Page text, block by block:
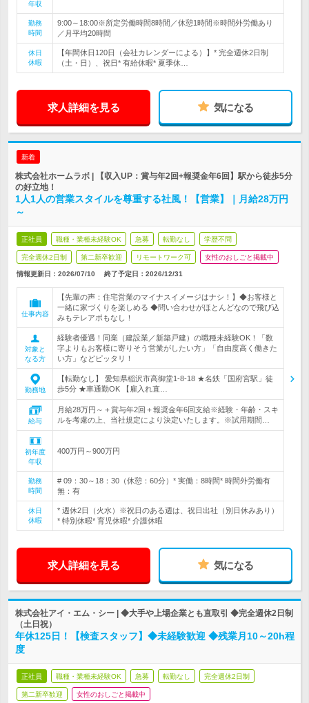
年収
勤務
時間
9:00～18:00※所定労働時間8時間／休憩1時間※時間外労働あり
／月平均20時間
休日
休暇
【年間休日120日（会社カレンダーによる）】* 完全週休2日制
（土・日）、祝日* 有給休暇* 夏季休…
求人詳細を見る 気になる
新着
株式会社ホームラボ | 【収入UP：賞与年2回+報奨金年6回】駅から徒歩5分
の好立地！
1人1人の営業スタイルを尊重する社風！【営業】｜月給28万円
～
正社員 職種・業種未経験OK 急募 転勤なし 学歴不問
完全週休2日制 第二新卒歓迎 リモートワーク可 女性のおしごと掲載中
情報更新日：2026/07/10 終了予定日： 2026/12/31
仕事内容
【先輩の声：住宅営業のマイナスイメージはナシ！】◆お客様と
一緒に家づくりを楽しめる ◆問い合わせがほとんどなので飛び込
みもテレアポもなし！
対象と
なる方
経験者優遇！同業（建設業／新築戸建）の職種未経験OK！「数
字よりもお客様に寄りそう営業がしたい方」「自由度高く働きた
い方」などピッタリ！
勤務地
【転勤なし】 愛知県稲沢市高御堂1-8-18 ★名鉄「国府宮駅」徒
歩5分 ★車通勤OK 【雇入れ直…
給与
月給28万円～＋賞与年2回＋報奨金年6回支給※経験・年齢・スキ
ルを考慮の上、当社規定により決定いたします。※試用期間…
初年度
年収
400万円～900万円
勤務
時間
# 09：30～18：30（休憩：60分）* 実働：8時間* 時間外労働有
無：有
休日
休暇
* 週休2日（火水）※祝日のある週は、祝日出社（別日休みあり）
* 特別休暇* 育児休暇* 介護休暇
求人詳細を見る 気になる
株式会社アイ・エム・シー | ◆大手や上場企業とも直取引 ◆完全週休2日制
（土日祝）
年休125日！【検査スタッフ】◆未経験歓迎 ◆残業月10～20h程
度
正社員 職種・業種未経験OK 急募 転勤なし 完全週休2日制
第二新卒歓迎 女性のおしごと掲載中